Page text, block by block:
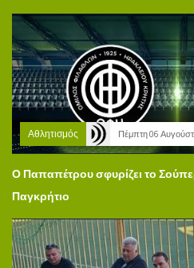
Αθλητισμός Πέμπτη 06
Ο Παπαπέτρου σφυρίζει το
Παγκρήτιο